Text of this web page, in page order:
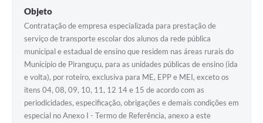
Objeto
Contratação de empresa especializada para prestação de
serviço de transporte escolar dos alunos da rede pública
municipal e estadual de ensino que residem nas áreas rurais do
Município de Piranguçu, para as unidades públicas de ensino (ida
e volta), por roteiro, exclusiva para ME, EPP e MEI, exceto os
itens 04, 08, 09, 10, 11, 12 14 e 15 de acordo com as
periodicidades, especificação, obrigações e demais condições em
especial no Anexo I - Termo de Referência, anexo a este